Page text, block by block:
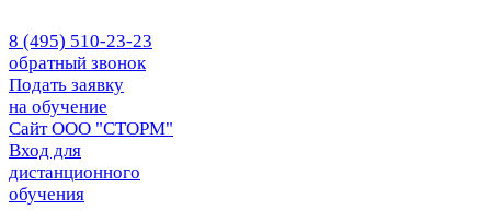
8 (495) 510-23-23
обратный звонок
Подать заявку
на обучение
Сайт ООО "СТОРМ"
Вход для
дистанционного
обучения